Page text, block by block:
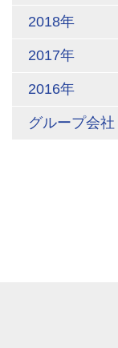
2018年
2017年
2016年
グループ会社